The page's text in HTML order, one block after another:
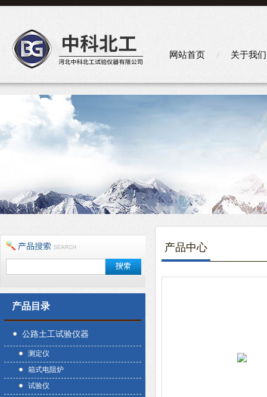
网站首页 关于我们
产品目录
公路土工试验仪器
测定仪
箱式电阻炉
试验仪
产品中心